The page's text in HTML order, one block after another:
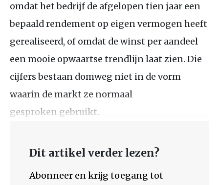
omdat het bedrijf de afgelopen tien jaar een
bepaald rendement op eigen vermogen heeft
gerealiseerd, of omdat de winst per aandeel
een mooie opwaartse trendlijn laat zien. Die
cijfers bestaan domweg niet in de vorm
waarin de markt ze normaal
gesproken gebruikt.
Dit artikel verder lezen?
Abonneer en krijg toegang tot